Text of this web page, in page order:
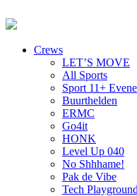
Crews
LET’S MOVE
All Sports
Sport 11+
Buurthelden
ERMC
Go4it
HONK
Level Up 040
No Shhhame!
Pak de Vibe
Tech